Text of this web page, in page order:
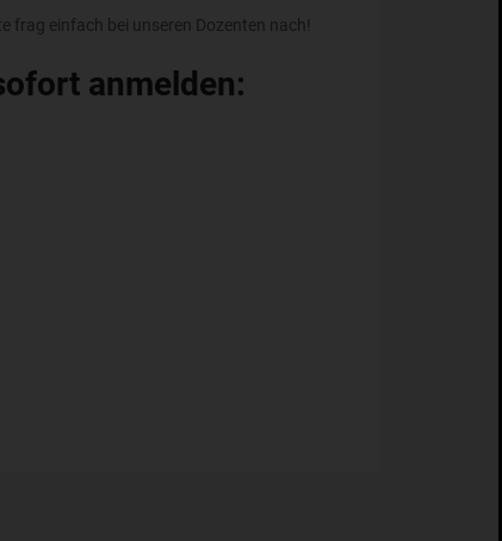
frag einfach bei unseren Dozenten nach!
anmelden: